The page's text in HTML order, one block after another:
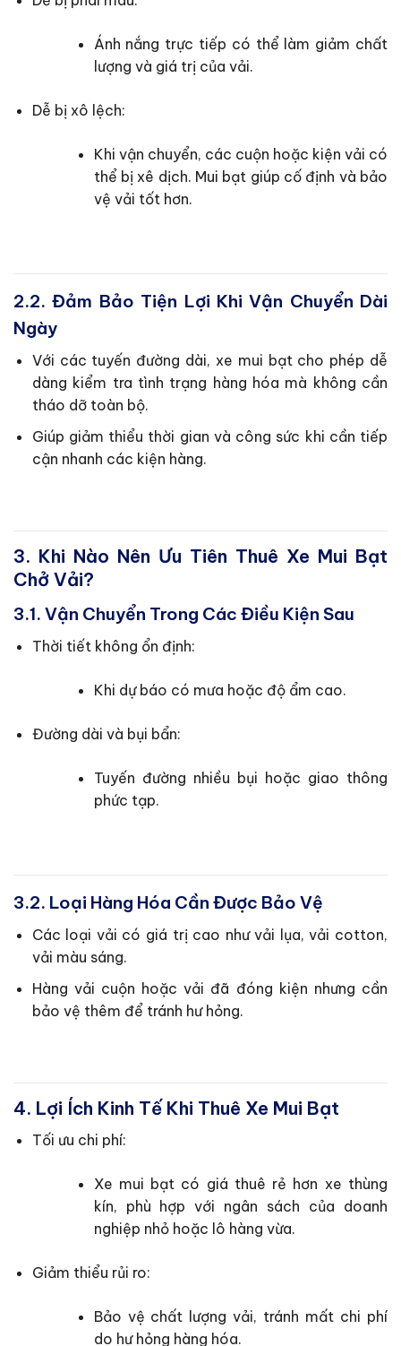
Ánh nắng trực tiếp có thể làm giảm chất
lượng và giá trị của vải.
Dễ bị xô lệch:
Khi vận chuyển, các cuộn hoặc kiện vải có
thể bị xê dịch. Mui bạt giúp cố định và bảo
vệ vải tốt hơn.
2.2. Đảm Bảo Tiện Lợi Khi Vận Chuyển Dài
Ngày
Với các tuyến đường dài, xe mui bạt cho phép dễ
dàng kiểm tra tình trạng hàng hóa mà không cần
tháo dỡ toàn bộ.
Giúp giảm thiểu thời gian và công sức khi cần tiếp
cận nhanh các kiện hàng.
3. Khi Nào Nên Ưu Tiên Thuê Xe Mui Bạt
Chở Vải?
3.1. Vận Chuyển Trong Các Điều Kiện Sau
Thời tiết không ổn định:
Khi dự báo có mưa hoặc độ ẩm cao.
Đường dài và bụi bẩn:
Tuyến đường nhiều bụi hoặc giao thông
phức tạp.
3.2. Loại Hàng Hóa Cần Được Bảo Vệ
Các loại vải có giá trị cao như vải lụa, vải cotton,
vải màu sáng.
Hàng vải cuộn hoặc vải đã đóng kiện nhưng cần
bảo vệ thêm để tránh hư hỏng.
4. Lợi Ích Kinh Tế Khi Thuê Xe Mui Bạt
Tối ưu chi phí:
Xe mui bạt có giá thuê rẻ hơn xe thùng
kín, phù hợp với ngân sách của doanh
nghiệp nhỏ hoặc lô hàng vừa.
Giảm thiểu rủi ro:
Bảo vệ chất lượng vải, tránh mất chi phí
do hư hỏng hàng hóa.